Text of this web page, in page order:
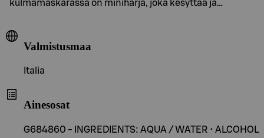
kulmamaskarassa on miniharja, joka kesyttää ja…
Valmistusmaa
Italia
Ainesosat
G684860 - INGREDIENTS: AQUA / WATER • ALCOHOL